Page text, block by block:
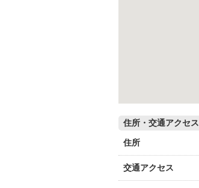
住所・交通アクセス
住所
交通アクセス